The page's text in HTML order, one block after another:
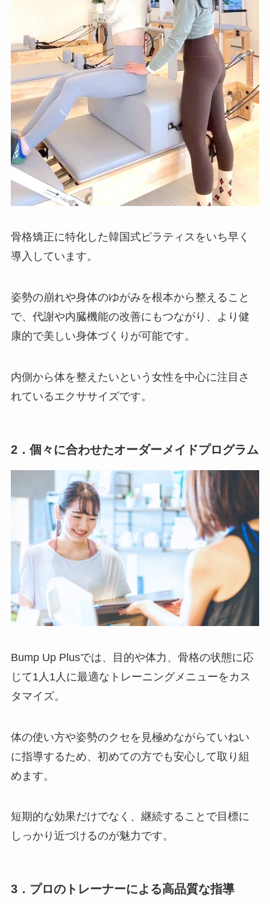
骨格矯正に特化した韓国式ピラティスをいち早く
導入しています。
姿勢の崩れや身体のゆがみを根本から整えること
で、代謝や内臓機能の改善にもつながり、より健
康的で美しい身体づくりが可能です。
内側から体を整えたいという女性を中心に注目さ
れているエクササイズです。
2．個々に合わせたオーダーメイドプログラム
Bump Up Plusでは、目的や体力、骨格の状態に応
じて1人1人に最適なトレーニングメニューをカス
タマイズ。
体の使い方や姿勢のクセを見極めながらていねい
に指導するため、初めての方でも安心して取り組
めます。
短期的な効果だけでなく、継続することで目標に
しっかり近づけるのが魅力です。
3．プロのトレーナーによる高品質な指導